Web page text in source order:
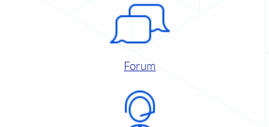
Forum